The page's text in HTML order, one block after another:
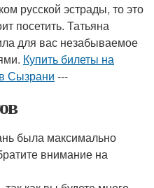
русской эстрады, то это
посетить. Татьяна
для вас незабываемое
Купить билеты на
Сызрани ---
была максимально
внимание на